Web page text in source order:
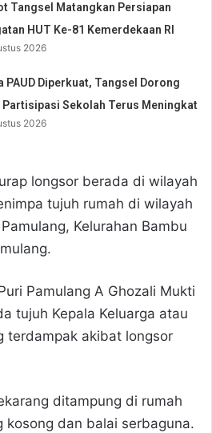
Tangsel Matangkan Persiapan
HUT Ke-81 Kemerdekaan RI
2026
PAUD Diperkuat, Tangsel Dorong
Partisipasi Sekolah Terus Meningkat
2026
longsor berada di wilayah
tujuh rumah di wilayah
Kelurahan Bambu
Pamulang A Ghozali Mukti
tujuh Kepala Keluarga atau
terdampak akibat longsor
ditampung di rumah
kosong dan balai serbaguna.